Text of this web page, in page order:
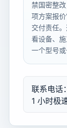
禁国密整
项方案报
交付责任
看设备、
一个型号
联系电话：
1 小时极